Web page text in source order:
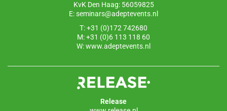
KvK Den Haag: 56059825
E:seminars@adeptevents.nl
T: +31 (0)172 742680
M: +31 (0)6 113 118 60
W:www.adeptevents.nl
Release